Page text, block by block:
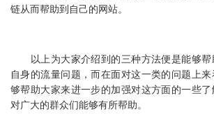
链从而帮助到自己的网站。
以上为大家介绍到的三种方法便是能够帮
自身的流量问题，而在面对这一类的问题上
够帮助大家来进一步的加强对这方面的一些
对广大的群众们能够有所帮助。